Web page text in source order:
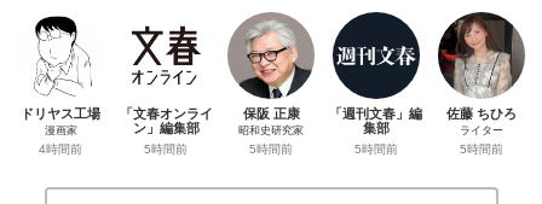
ドリヤス工場
漫画家
4時間前
「文春オンライ
ン」編集部
5時間前
保阪 正康
昭和史研究家
5時間前
「週刊文春」編
集部
5時間前
佐藤 ちひろ
ライター
5時間前